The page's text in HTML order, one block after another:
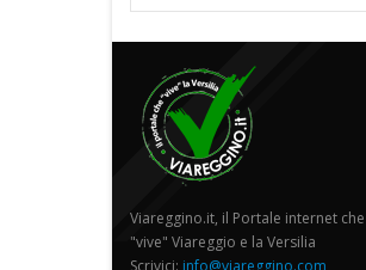
Viareggino.it, il Portale internet che
"vive" Viareggio e la Versilia
Scrivici: info@viareggino.com